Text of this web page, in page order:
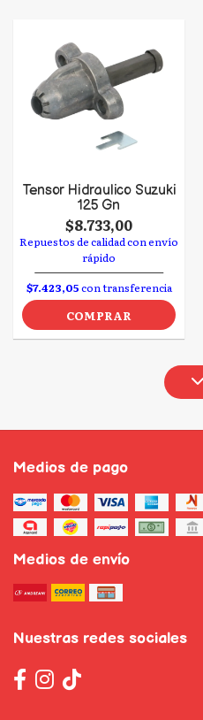
Tensor Hidraulico Suzuki
125 Gn
$8.733,00
Repuestos de calidad con envío
rápido
$7.423,05con transferencia
COMPRAR
Medios de pago
Medios de envío
Nuestras redes sociales